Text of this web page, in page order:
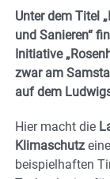
Unter dem Titel
und Sanieren“
Initiative
zwar am
auf dem
Hier macht die
Klimaschutz
beispielhaften